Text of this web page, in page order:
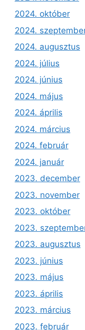
2024. október
2024.
2024. augusztus
2024. július
2024. június
2024. május
2024. április
2024. március
2024. február
2024. január
2023. december
2023. november
2023. október
2023.
2023. augusztus
2023. június
2023. május
2023. április
2023. március
2023. február